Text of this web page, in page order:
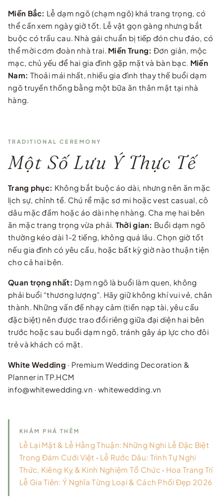
Miền Bắc: Lễ dạm ngõ (chạm ngõ) khá trang trọng, có
thể cần xem ngày giờ tốt. Lễ vật gọn gàng nhưng bắt
buộc có trầu cau. Nhà gái chuẩn bị tiếp đón chu đáo, có
thể mời cơm đoàn nhà trai. Miền Trung: Đơn giản, mộc
mạc, chủ yếu để hai gia đình gặp mặt và bàn bạc. Miền
Nam: Thoải mái nhất, nhiều gia đình thay thế buổi dạm
ngõ truyền thống bằng một bữa ăn thân mật tại nhà
hàng.
TRADITIONAL CEREMONY
Một Số Lưu Ý Thực Tế
Trang phục: Không bắt buộc áo dài, nhưng nên ăn mặc
lịch sự, chỉnh tề. Chú rể mặc sơ mi hoặc vest casual, cô
dâu mặc đầm hoặc áo dài nhẹ nhàng. Cha mẹ hai bên
ăn mặc trang trọng vừa phải. Thời gian: Buổi dạm ngõ
thường kéo dài 1-2 tiếng, không quá lâu. Chọn giờ tốt
nếu gia đình có yêu cầu, hoặc bất kỳ giờ nào thuận tiện
cho cả hai bên.
Quan trọng nhất: Dạm ngõ là buổi làm quen, không
phải buổi “thương lượng”. Hãy giữ không khí vui vẻ, chân
thành. Những vấn đề nhạy cảm (tiền nạp tài, yêu cầu
đặc biệt) nên được trao đổi riêng giữa đại diện hai bên
trước hoặc sau buổi dạm ngõ, tránh gây áp lực cho đôi
trẻ và khách có mặt.
White Wedding · Premium Wedding Decoration &
Planner in TP.HCM
info@whitewedding.vn · whitewedding.vn
KHÁM PHÁ THÊM
Lễ Lại Mặt & Lễ Hằng Thuận: Những Nghi Lễ Đặc Biệt
Trong Đám Cưới Việt · Lễ Rước Dâu: Trình Tự Nghi
Thức, Kiêng Kỵ & Kinh Nghiệm Tổ Chức · Hoa Trang Trí
Lễ Gia Tiên: Ý Nghĩa Từng Loại & Cách Phối Đẹp 2026